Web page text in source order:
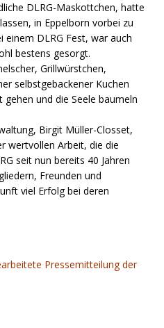
DLRG-Maskottchen, hatte
in Eppelborn vorbei zu
einem DLRG Fest, war auch
bestens gesorgt.
Grillwürstchen,
selbstgebackener Kuchen
und die Seele baumeln
Birgit Müller-Closset,
wertvollen Arbeit, die die
seit nun bereits 40 Jahren
Freunden und
viel Erfolg bei deren
Pressemitteilung der